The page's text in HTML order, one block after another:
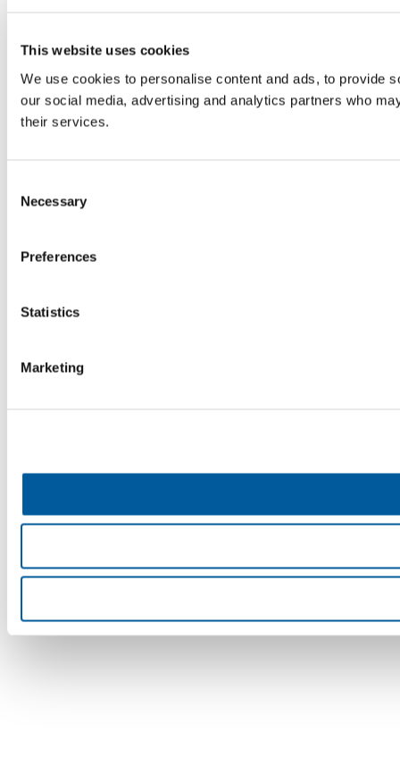
This website uses cookies
We use cookies to personalise content and ads, to provide
our social media, advertising and analytics partners who
their services.
Selection
Necessary
Preferences
Statistics
Marketing